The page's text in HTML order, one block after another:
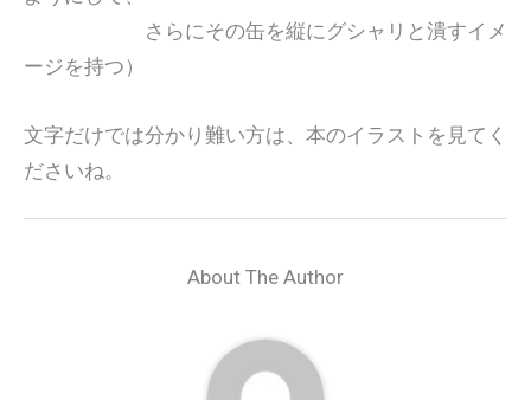
さらにその缶を縦にグシャリと潰すイメ
ージを持つ）
文字だけでは分かり難い方は、本のイラストを見てく
ださいね。
About The Author